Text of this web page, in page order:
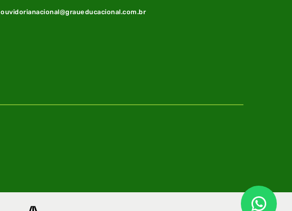
ouvidorianacional@graueducacional.com.br